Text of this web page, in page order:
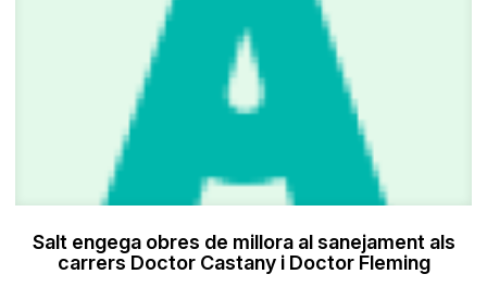
Salt engega obres de millora al sanejament als
carrers Doctor Castany i Doctor Fleming